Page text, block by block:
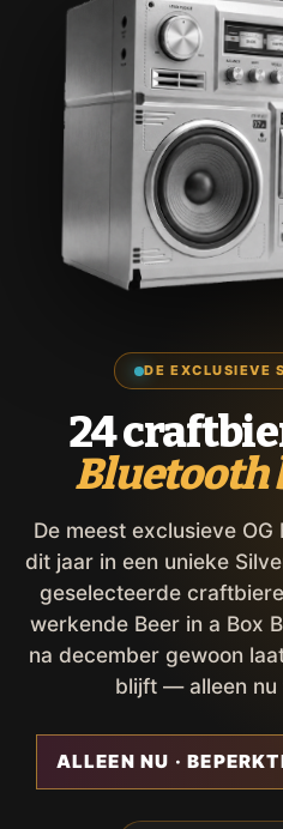
DE EXCLUSIEVE
24
Bluetooth
De meest exclusieve
dit jaar in een unieke
geselecteerde
werkende Beer in a Box
na december gewoon
blijft — alleen nu
ALLEEN NU ·